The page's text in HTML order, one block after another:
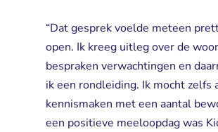
“Dat gesprek voelde meteen
open. Ik kreeg uitleg over de
bespraken verwachtingen en
ik een rondleiding. Ik mocht zelfs
kennismaken met een aantal
een positieve meeloopdag was